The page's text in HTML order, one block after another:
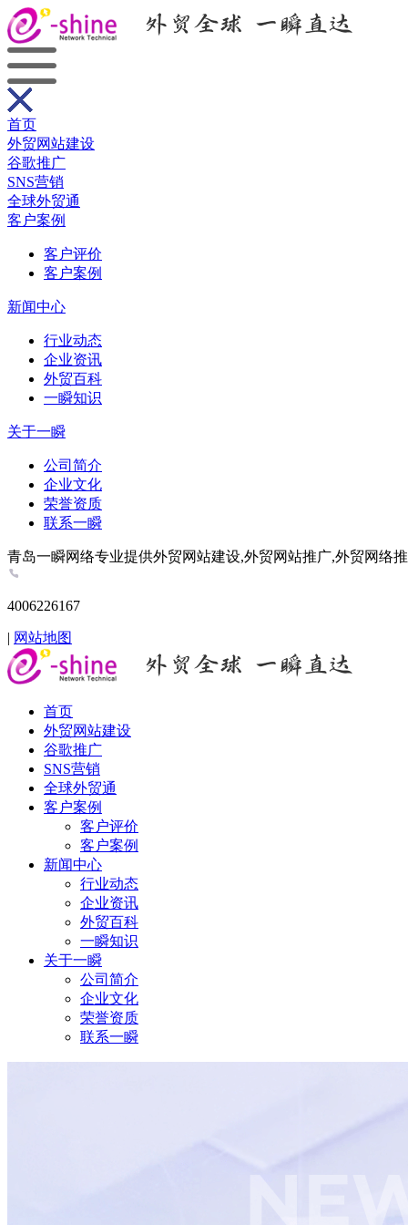
首页
外贸网站建设
谷歌推广
SNS营销
全球外贸通
客户案例
客户评价
客户案例
新闻中心
行业动态
企业资讯
外贸百科
一瞬知识
关于一瞬
公司简介
企业文化
荣誉资质
联系一瞬
青岛一瞬网络专业提供外贸网站建设,外贸网站推广,外贸网络
4006226167
| 网站地图
首页
外贸网站建设
谷歌推广
SNS营销
全球外贸通
客户案例
客户评价
客户案例
新闻中心
行业动态
企业资讯
外贸百科
一瞬知识
关于一瞬
公司简介
企业文化
荣誉资质
联系一瞬